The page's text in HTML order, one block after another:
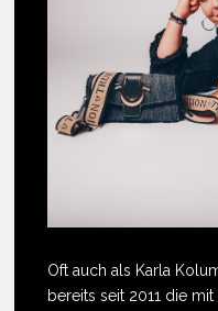
Oft auch als Karla
bereits seit 2011 die